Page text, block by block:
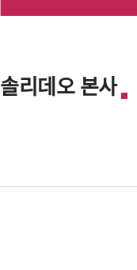
솔리데오 본사